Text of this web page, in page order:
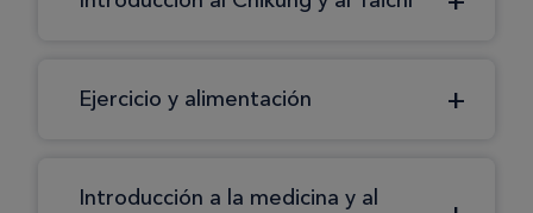
Ejercicio y alimentación
Introducción a la medicina y al